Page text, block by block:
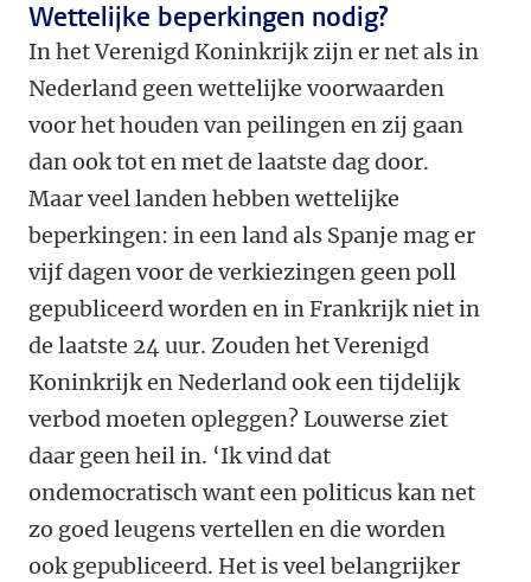
Wettelijke beperkingen nodig?
In het Verenigd Koninkrijk zijn er net als in
Nederland geen wettelijke voorwaarden
voor het houden van peilingen en zij gaan
dan ook tot en met de laatste dag door.
Maar veel landen hebben wettelijke
beperkingen: in een land als Spanje mag er
vijf dagen voor de verkiezingen geen poll
gepubliceerd worden en in Frankrijk niet in
de laatste 24 uur. Zouden het Verenigd
Koninkrijk en Nederland ook een tijdelijk
verbod moeten opleggen? Louwerse ziet
daar geen heil in. ‘Ik vind dat
ondemocratisch want een politicus kan net
zo goed leugens vertellen en die worden
ook gepubliceerd. Het is veel belangrijker